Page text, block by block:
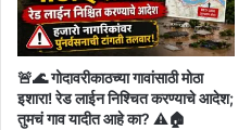
🚨🌊 गोदावरीकाठच्या गावांसाठी मोठा
इशारा! रेड लाईन निश्चित करण्याचे आदेश;
तुमचं गाव यादीत आहे का? ⚠️🏠